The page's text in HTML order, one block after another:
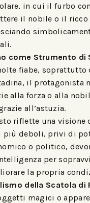
in cui il furbo
il nobile o il ricco
come Strumento di
fiabe, soprattutto
il protagonista
alla forza o alla
all’astuzia.
riflette una visione
più deboli, privi di
o politico,
per
la propria
della Scatola di
magici o